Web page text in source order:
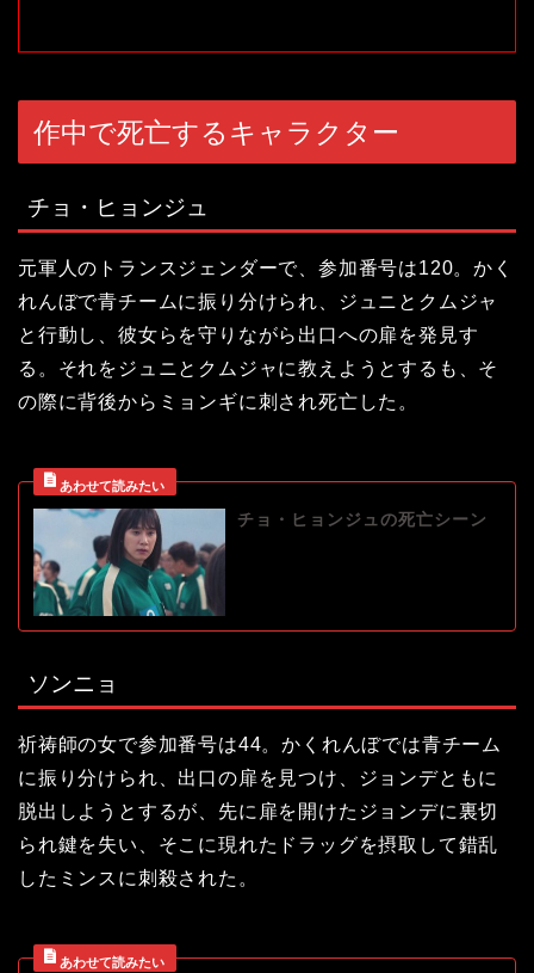
作中で死亡するキャラクター
チョ・ヒョンジュ
元軍人のトランスジェンダーで、参加番号は120。かく
れんぼで青チームに振り分けられ、ジュニとクムジャ
と行動し、彼女らを守りながら出口への扉を発見す
る。それをジュニとクムジャに教えようとするも、そ
の際に背後からミョンギに刺され死亡した。
チョ・ヒョンジュの死亡シーン
ソンニョ
祈祷師の女で参加番号は44。かくれんぼでは青チーム
に振り分けられ、出口の扉を見つけ、ジョンデともに
脱出しようとするが、先に扉を開けたジョンデに裏切
られ鍵を失い、そこに現れたドラッグを摂取して錯乱
したミンスに刺殺された。